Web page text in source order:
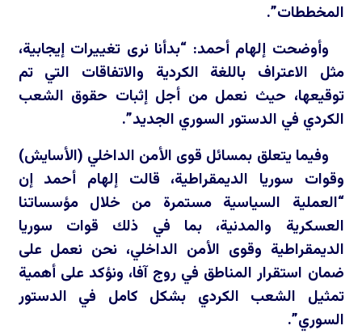
المخططات”.
وأوضحت إلهام أحمد: “بدأنا نرى تغييرات إيجابية،
مثل الاعتراف باللغة الكردية والاتفاقات التي تم
توقيعها، حيث نعمل من أجل إثبات حقوق الشعب
الكردي في الدستور السوري الجديد”.
وفيما يتعلق بمسائل قوى الأمن الداخلي (الأسايش)
وقوات سوريا الديمقراطية، قالت إلهام أحمد إن
“العملية السياسية مستمرة من خلال مؤسساتنا
العسكرية والمدنية، بما في ذلك قوات سوريا
الديمقراطية وقوى الأمن الداخلي، نحن نعمل على
ضمان استقرار المناطق في روج آفا، ونؤكد على أهمية
تمثيل الشعب الكردي بشكل كامل في الدستور
السوري”.